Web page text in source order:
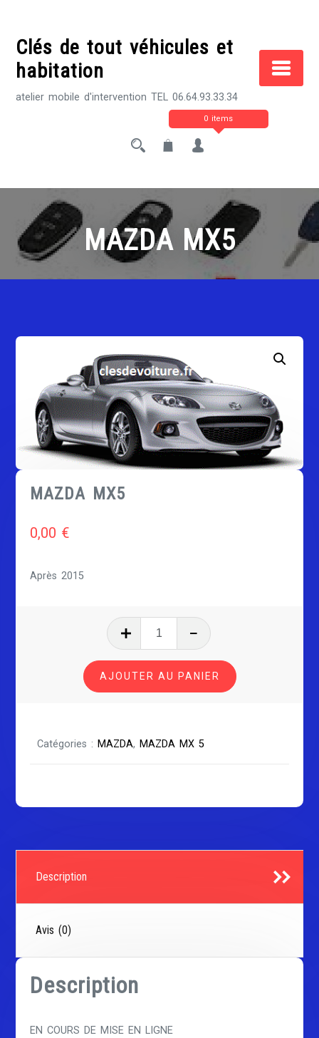
contentClés de tout véhicules et
habitation
atelier mobile d'intervention TEL 06.64.93.33.34
0 items
MAZDA MX5
MAZDA MX5
0,00 €
Après 2015
quantité
MAZDA
MX5
AJOUTER AU PANIER
Catégories : MAZDA, MAZDA MX 5
Description
Avis (0)
Description
EN COURS DE MISE EN LIGNE